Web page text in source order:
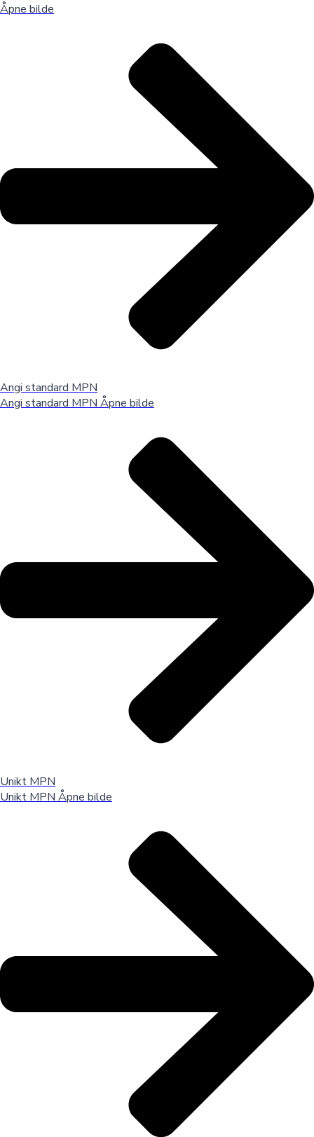
Åpne bilde
Angi standard MPN
Angi standard MPN Åpne bilde
Unikt MPN
Unikt MPN Åpne bilde